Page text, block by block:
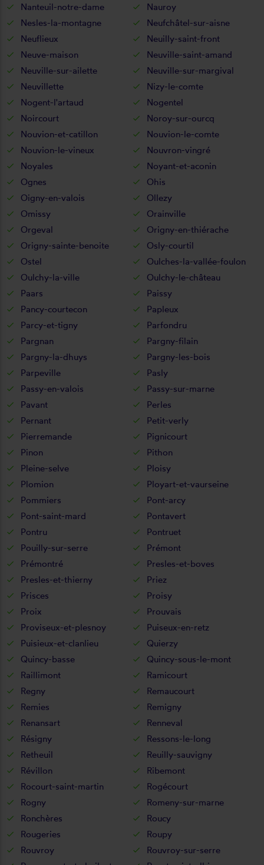
Nanteuil-notre-dame
Nauroy
Nesles-la-montagne
Neufchâtel-sur-aisne
Neuflieux
Neuilly-saint-front
Neuve-maison
Neuville-saint-amand
Neuville-sur-ailette
Neuville-sur-margival
Neuvillette
Nizy-le-comte
Nogent-l'artaud
Nogentel
Noircourt
Noroy-sur-ourcq
Nouvion-et-catillon
Nouvion-le-comte
Nouvion-le-vineux
Nouvron-vingré
Noyales
Noyant-et-aconin
Ognes
Ohis
Oigny-en-valois
Ollezy
Omissy
Orainville
Orgeval
Origny-en-thiérache
Origny-sainte-benoite
Osly-courtil
Ostel
Oulches-la-vallée-foulon
Oulchy-la-ville
Oulchy-le-château
Paars
Paissy
Pancy-courtecon
Papleux
Parcy-et-tigny
Parfondru
Pargnan
Pargny-filain
Pargny-la-dhuys
Pargny-les-bois
Parpeville
Pasly
Passy-en-valois
Passy-sur-marne
Pavant
Perles
Pernant
Petit-verly
Pierremande
Pignicourt
Pinon
Pithon
Pleine-selve
Ploisy
Plomion
Ployart-et-vaurseine
Pommiers
Pont-arcy
Pont-saint-mard
Pontavert
Pontru
Pontruet
Pouilly-sur-serre
Prémont
Prémontré
Presles-et-boves
Presles-et-thierny
Priez
Prisces
Proisy
Proix
Prouvais
Proviseux-et-plesnoy
Puiseux-en-retz
Puisieux-et-clanlieu
Quierzy
Quincy-basse
Quincy-sous-le-mont
Raillimont
Ramicourt
Regny
Remaucourt
Remies
Remigny
Renansart
Renneval
Résigny
Ressons-le-long
Retheuil
Reuilly-sauvigny
Révillon
Ribemont
Rocourt-saint-martin
Rogécourt
Rogny
Romeny-sur-marne
Ronchères
Roucy
Rougeries
Roupy
Rouvroy
Rouvroy-sur-serre